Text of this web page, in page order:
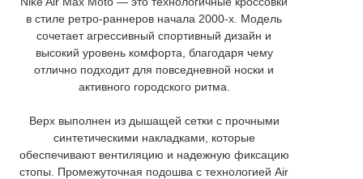
в стиле ретро-раннеров начала 2000-х. Модель
сочетает агрессивный спортивный дизайн и
высокий уровень комфорта, благодаря чему
отлично подходит для повседневной носки и
активного городского ритма.
Верх выполнен из дышащей сетки с прочными
синтетическими накладками, которые
обеспечивают вентиляцию и надежную фиксацию
стопы. Промежуточная подошва с технологией Air